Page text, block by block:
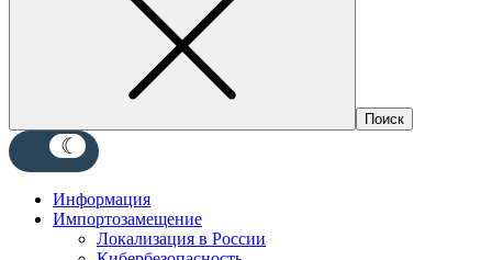
Информация
Импортозамещение
Локализация в России